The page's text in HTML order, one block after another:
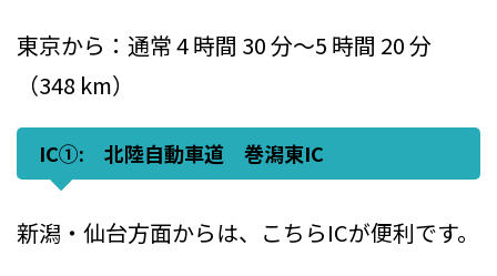
東京から：通常 4 時間 30 分～5 時間 20 分
（348 km）
IC①: 北陸自動車道 巻潟東IC
新潟・仙台方面からは、こちらICが便利です。